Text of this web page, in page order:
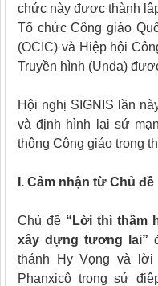
chức này được thành
Tổ chức Công giáo
(OCIC) và Hiệp hội
Truyền hình (Unda)
Hội nghị SIGNIS lần
và định hình lại sứ
thông Công giáo trong
I. Cảm nhận từ Chủ đề
Chủ đề “Lời thì thầm
xây dựng tương lai”
thánh Hy Vọng và
Phanxicô trong sứ